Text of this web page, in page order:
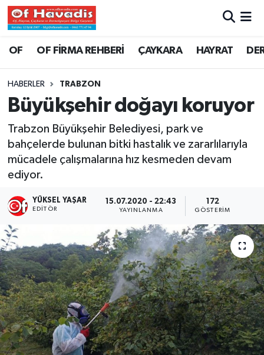
OF OF FİRMA REHBERİ ÇAYKARA HAYRAT
HABERLER TRABZON
Büyükşehir doğayı koruyor
Trabzon Büyükşehir Belediyesi, park ve
bahçelerde bulunan bitki hastalık ve zararlılarıyla
mücadele çalışmalarına hız kesmeden devam
ediyor.
YÜKSEL YAŞAR
EDITÖR
15.07.2020 - 22:43
YAYINLANMA
172
GÖSTERIM
Trabzon Nöbetçi Eczaneler
Trabzon Namaz Vakitleri
Trabzon Trafik Yoğunluk Haritası
Süper Lig Puan Durumu ve Fikstür
Tüm Manşetler
Haber Arşivi